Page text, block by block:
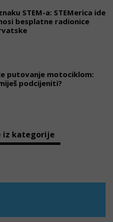
STEM-a: STEMerica ide
besplatne radionice
putovanje motociklom:
podcijeniti?
iz kategorije